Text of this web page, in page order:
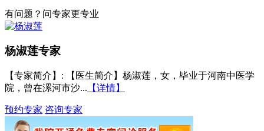
有问题？问专家更专业
杨淑莲专家
【专家简介】 : 【医生简介】杨淑莲，女，毕业于河南中医学
院，曾在漯河市沙... 【详情】
预约专家 咨询专家